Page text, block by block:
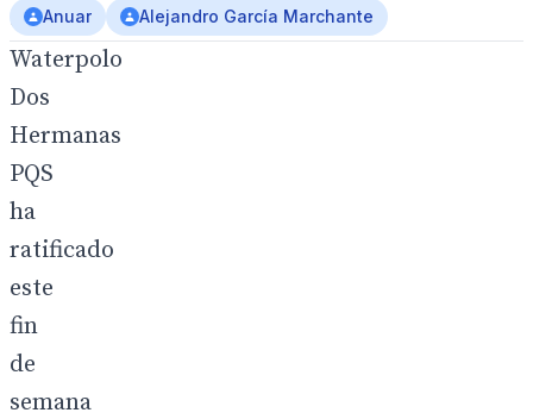
Club
Waterpolo
Dos
Hermanas
PQS
ha
ratificado
este
fin
de
semana
Anuar
Alejandro García Marchante